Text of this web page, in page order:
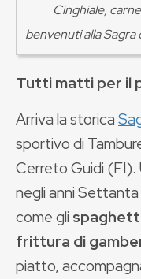
Cinghiale,
benvenuti alla Sagra
Tutti matti per il
Arriva la storica
sportivo di
Cerreto Guidi
negli anni
come gli
frittura di
piatto,